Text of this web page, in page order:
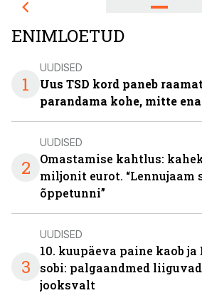
ENIMLOETUD
1
UUDISED
Uus TSD kord paneb
parandama kohe, mitte
2
UUDISED
Omastamise kahtlus:
miljonit eurot. “Lennujaam
õppetunni”
3
UUDISED
10. kuupäeva paine kaob ja
sobi: palgaandmed
jooksvalt